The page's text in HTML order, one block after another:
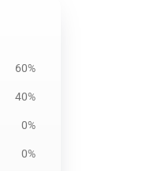
60%
40%
0%
0%